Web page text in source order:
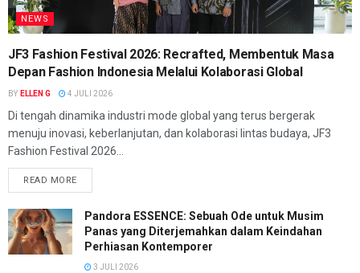
NEWS
JF3 Fashion Festival 2026: Recrafted, Membentuk Masa
Depan Fashion Indonesia Melalui Kolaborasi Global
BY ELLEN G 4 JULI 2026
Di tengah dinamika industri mode global yang terus bergerak
menuju inovasi, keberlanjutan, dan kolaborasi lintas budaya, JF3
Fashion Festival 2026...
READ MORE
Pandora ESSENCE: Sebuah Ode untuk Musim
Panas yang Diterjemahkan dalam Keindahan
Perhiasan Kontemporer
3 JULI 2026